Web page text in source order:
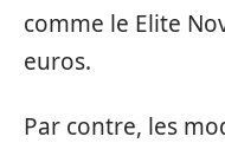
comme le Elite
euros.
Par contre, les